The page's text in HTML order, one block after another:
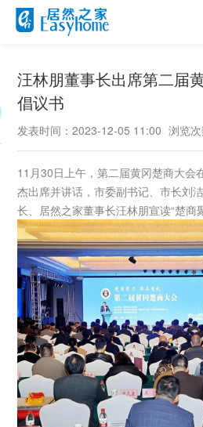
汪林朋董事长出席第二届
倡议书
发表时间：2023-12-05 11:00 浏览
11月30日上午，第二届黄冈楚商大会
杰出席并讲话，市委副书记、市长刘
长、居然之家董事长汪林朋宣读“楚商